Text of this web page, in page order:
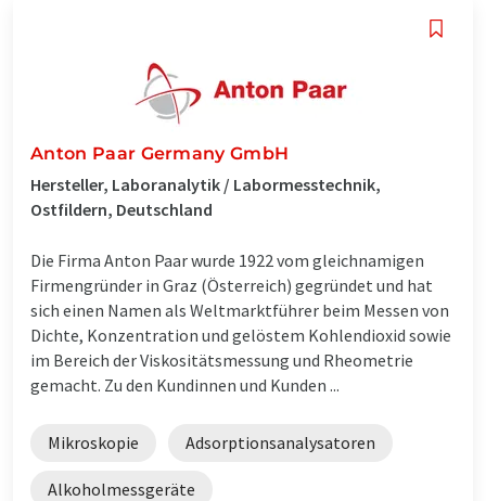
Anton Paar Germany GmbH
Hersteller, Laboranalytik / Labormesstechnik,
Ostfildern, Deutschland
Die Firma Anton Paar wurde 1922 vom gleichnamigen
Firmengründer in Graz (Österreich) gegründet und hat
sich einen Namen als Weltmarktführer beim Messen von
Dichte, Konzentration und gelöstem Kohlendioxid sowie
im Bereich der Viskositätsmessung und Rheometrie
gemacht. Zu den Kundinnen und Kunden ...
Mikroskopie Adsorptionsanalysatoren
Alkoholmessgeräte